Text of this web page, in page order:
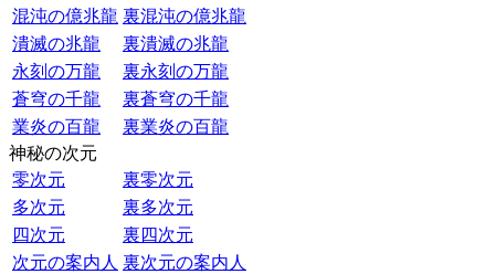
混沌の億兆龍 裏混沌の億兆龍
潰滅の兆龍
裏潰滅の兆龍
永刻の万龍
裏永刻の万龍
蒼穹の千龍
裏蒼穹の千龍
業炎の百龍
裏業炎の百龍
神秘の次元
零次元
裏零次元
多次元
裏多次元
四次元
裏四次元
次元の案内人 裏次元の案内人